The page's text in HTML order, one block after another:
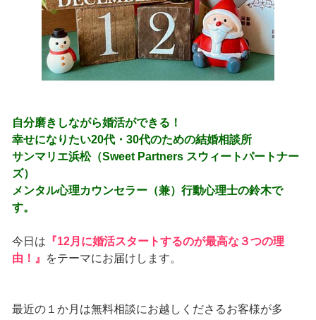
自分磨きしながら婚活ができる！
幸せになりたい20代・30代のための結婚相談所
サンマリエ浜松（Sweet Partners スウィートパートナー
ズ）
メンタル心理カウンセラー（兼）行動心理士の鈴木で
す。
今日は 『12月に婚活スタートするのが最高な３つの理
由！』
をテーマにお届けします。
最近の１か月は無料相談にお越しくださるお客様が多